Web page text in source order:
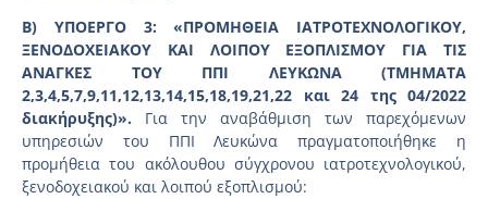
Β) ΥΠΟΕΡΓΟ 3: «ΠΡΟΜΗΘΕΙΑ ΙΑΤΡΟΤΕΧΝΟΛΟΓΙΚΟΥ,
ΞΕΝΟΔΟΧΕΙΑΚΟΥ ΚΑΙ ΛΟΙΠΟΥ ΕΞΟΠΛΙΣΜΟΥ ΓΙΑ ΤΙΣ
ΑΝΑΓΚΕΣ ΤΟΥ ΠΠΙ ΛΕΥΚΩΝΑ (ΤΜΗΜΑΤΑ
2,3,4,5,7,9,11,12,13,14,15,18,19,21,22 και 24 της 04/2022
διακήρυξης)». Για την αναβάθμιση των παρεχόμενων
υπηρεσιών του ΠΠΙ Λευκώνα πραγματοποιήθηκε η
προμήθεια του ακόλουθου σύγχρονου ιατροτεχνολογικού,
ξενοδοχειακού και λοιπού εξοπλισμού: